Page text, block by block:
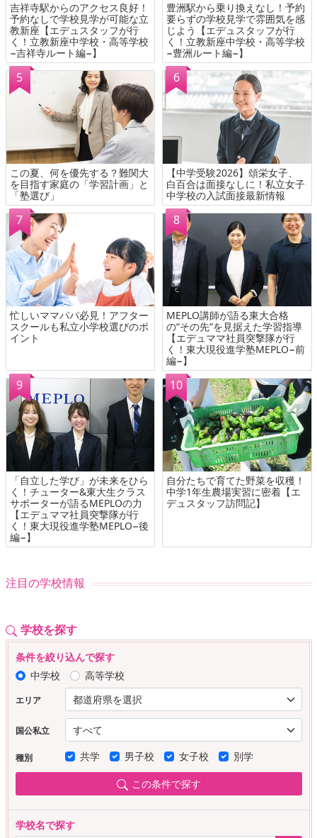
吉祥寺駅からのアクセス良好！
予約なしで学校見学が可能な立
教新座【エデュスタッフが行
く！立教新座中学校・高等学校
−吉祥寺ルート編−】
豊洲駅から乗り換えなし！予約
要らずの学校見学で雰囲気を感
じよう【エデュスタッフが行
く！立教新座中学校・高等学校
−豊洲ルート編−】
この夏、何を優先する？難関大
を目指す家庭の「学習計画」と
「塾選び」
【中学受験2026】頌栄女子、
白百合は面接なしに！私立女子
中学校の入試面接最新情報
忙しいママパパ必見！アフター
スクールも私立小学校選びのポ
イント
MEPLO講師が語る東大合格
の“その先”を見据えた学習指導
【エデュママ社員突撃隊が行
く！東大現役進学塾MEPLO−前
編−】
「自立した学び」が未来をひら
く！チューター&東大生クラス
サポーターが語るMEPLOの力
【エデュママ社員突撃隊が行
く！東大現役進学塾MEPLO−後
編−】
自分たちで育てた野菜を収穫！
中学1年生農場実習に密着【エ
デュスタッフ訪問記】
注目の学校情報
学校を探す
条件を絞り込んで探す
中学校
高等学校
エリア
国公私立
種別 共学 男子校 女子校 別学
この条件で探す
学校名で探す